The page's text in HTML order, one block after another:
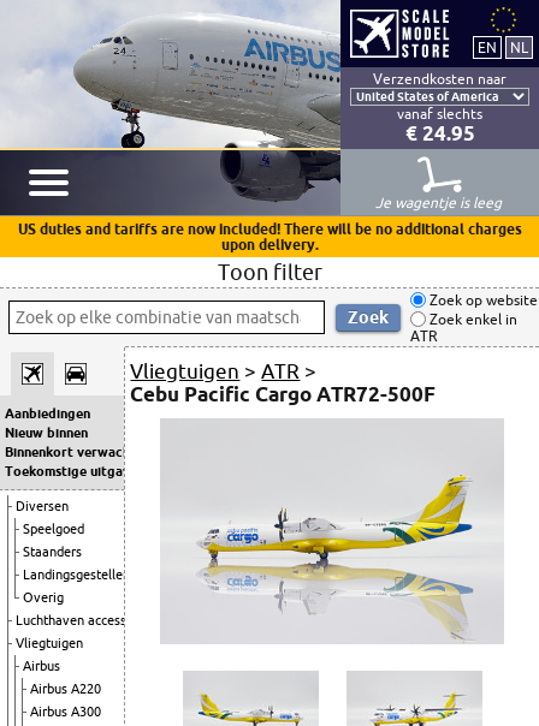
Verzendkosten naar
vanaf slechts
€ 24.95
Je wagentje is leeg
US duties and tariffs are now included! There will be no additional charges
upon delivery.
Toon filter
Zoek op website
Zoek enkel in
ATR
Aanbiedingen
Nieuw binnen
Binnenkort verwacht
Toekomstige uitgaven
Diversen
Speelgoed
Staanders
Landingsgestellen
Overig
Luchthaven accessoires
Vliegtuigen
Airbus
Airbus A220
Airbus A300
Vliegtuigen >ATR >
Cebu Pacific Cargo ATR72-500F